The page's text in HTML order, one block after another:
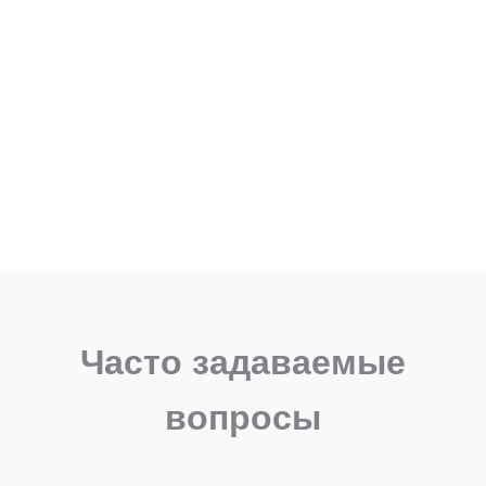
Часто задаваемые
вопросы